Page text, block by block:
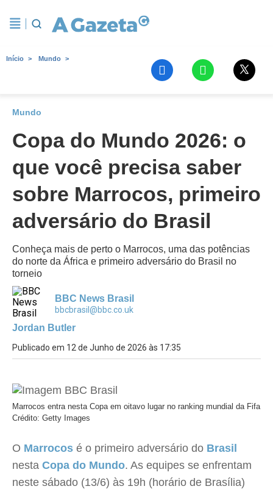
Início Mundo
Mundo
Copa do Mundo 2026: o
que você precisa saber
sobre Marrocos, primeiro
adversário do Brasil
Conheça mais de perto o Marrocos, uma das potências
do norte da África e primeiro adversário do Brasil no
torneio
BBC News Brasil
bbcbrasil@bbc.co.uk
Jordan Butler
Publicado em 12 de Junho de 2026 às 17:35
Marrocos entra nesta Copa em oitavo lugar no ranking mundial da Fifa
Crédito: Getty Images
O Marrocos é o primeiro adversário do Brasil
nesta Copa do Mundo. As equipes se enfrentam
neste sábado (13/6) às 19h (horário de Brasília)